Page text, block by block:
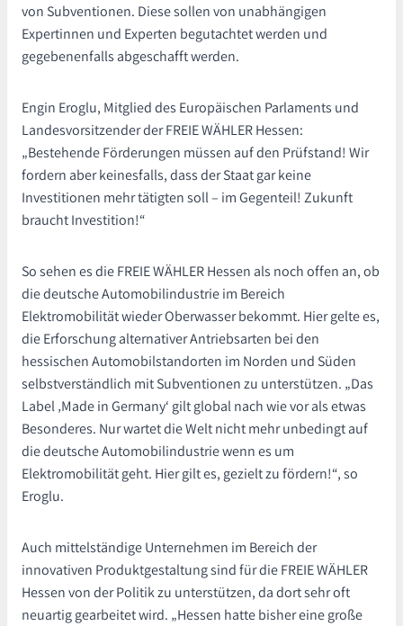
von Subventionen. Diese sollen von unabhängigen
Expertinnen und Experten begutachtet werden und
gegebenenfalls abgeschafft werden.
Engin Eroglu, Mitglied des Europäischen Parlaments und
Landesvorsitzender der FREIE WÄHLER Hessen:
„Bestehende Förderungen müssen auf den Prüfstand! Wir
fordern aber keinesfalls, dass der Staat gar keine
Investitionen mehr tätigten soll – im Gegenteil! Zukunft
braucht Investition!“
So sehen es die FREIE WÄHLER Hessen als noch offen an, ob
die deutsche Automobilindustrie im Bereich
Elektromobilität wieder Oberwasser bekommt. Hier gelte es,
die Erforschung alternativer Antriebsarten bei den
hessischen Automobilstandorten im Norden und Süden
selbstverständlich mit Subventionen zu unterstützen. „Das
Label ‚Made in Germany‘ gilt global nach wie vor als etwas
Besonderes. Nur wartet die Welt nicht mehr unbedingt auf
die deutsche Automobilindustrie wenn es um
Elektromobilität geht. Hier gilt es, gezielt zu fördern!“, so
Eroglu.
Auch mittelständige Unternehmen im Bereich der
innovativen Produktgestaltung sind für die FREIE WÄHLER
Hessen von der Politik zu unterstützen, da dort sehr oft
neuartig gearbeitet wird. „Hessen hatte bisher eine große